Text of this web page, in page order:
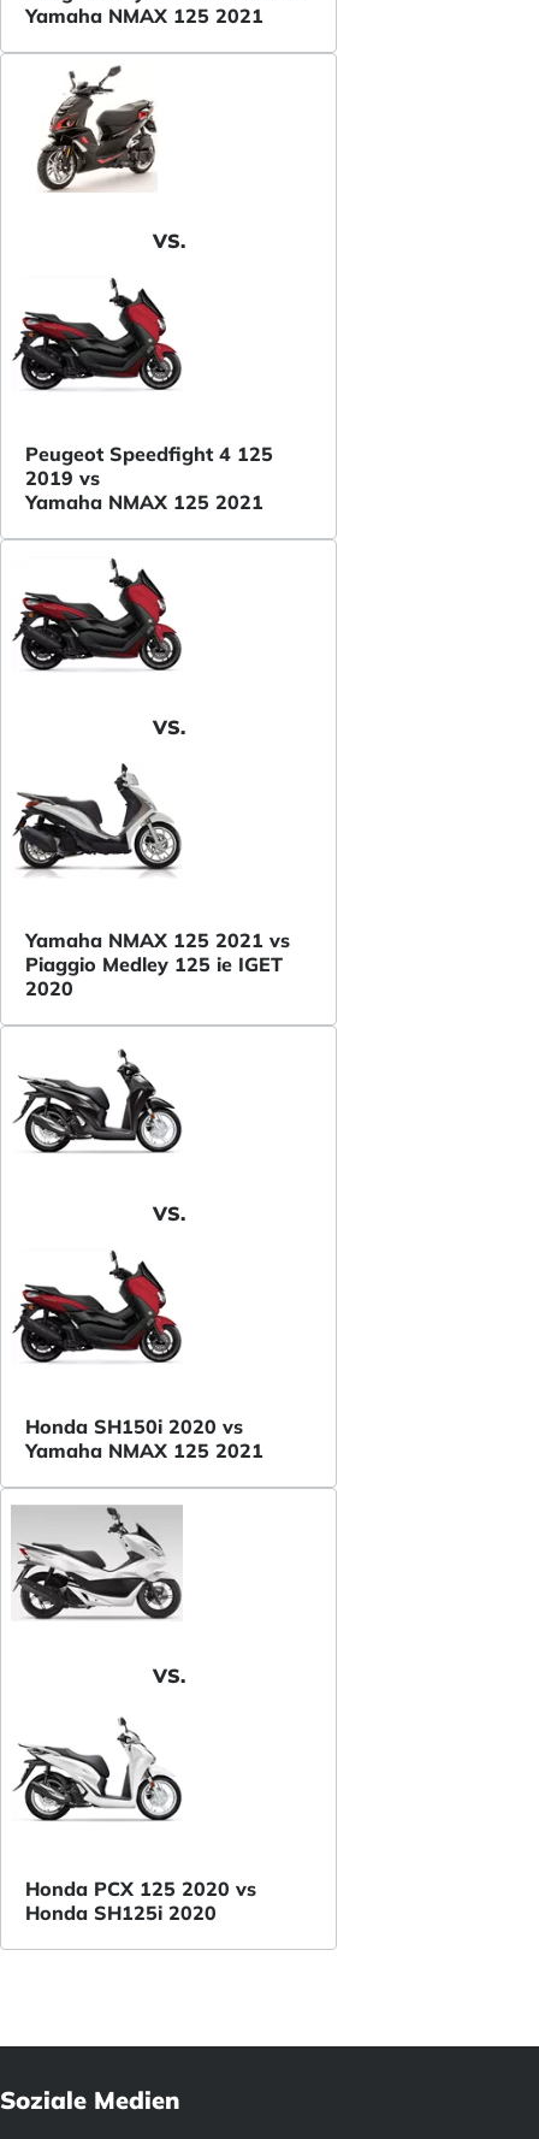
Yamaha NMAX 125 2021
VS.
Peugeot Speedfight 4 125
2019 vs
Yamaha NMAX 125 2021
VS.
Yamaha NMAX 125 2021 vs
Piaggio Medley 125 ie IGET
2020
VS.
Honda SH150i 2020 vs
Yamaha NMAX 125 2021
VS.
Honda PCX 125 2020 vs
Honda SH125i 2020
Soziale Medien